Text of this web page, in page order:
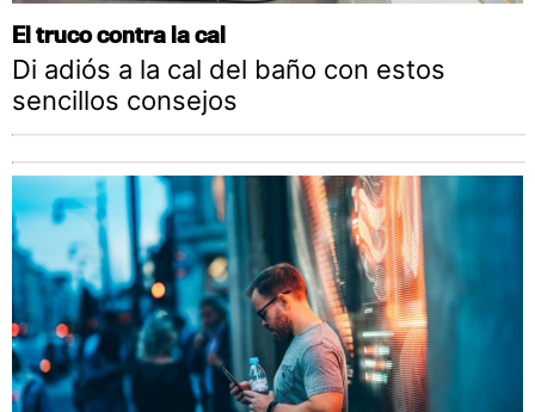
El truco contra la cal
Di adiós a la cal del baño con estos
sencillos consejos